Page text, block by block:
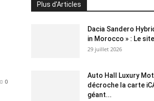
0
Plus d'Articles
Dacia Sandero
in Morocco » : Le
29 juillet 2026
Auto Hall Luxury
décroche la carte
géant...